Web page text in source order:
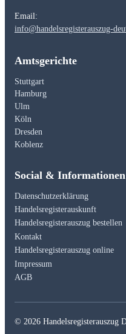
Email:
info@handelsregisterauszug-
Amtsgerichte
Stuttgart
Hamburg
Ulm
Köln
Dresden
Koblenz
Social & Informationen
Datenschutzerklärung
Handelsregisterauskunft
Handelsregisterauszug bestellen
Kontakt
Handelsregisterauszug online
Impressum
AGB
© 2026 Handelsregisterauszug